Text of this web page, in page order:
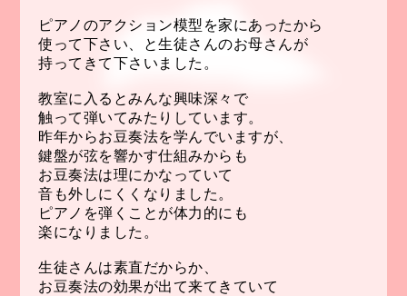
ピアノのアクション模型を家にあったから
使って下さい、と生徒さんのお母さんが
持ってきて下さいました。
教室に入るとみんな興味深々で
触って弾いてみたりしています。
昨年からお豆奏法を学んでいますが、
鍵盤が弦を響かす仕組みからも
お豆奏法は理にかなっていて
音も外しにくくなりました。
ピアノを弾くことが体力的にも
楽になりました。
生徒さんは素直だからか、
お豆奏法の効果が出て来てきていて